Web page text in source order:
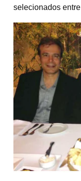
selecionados